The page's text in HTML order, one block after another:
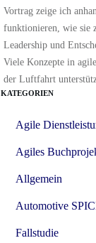
Vortrag zeige ich
funktionieren, wie sie
Leadership und
Viele Konzepte in
der Luftfahrt
KATEGORIEN
Agile
Agiles
Allgemein
Automotive
Fallstudie